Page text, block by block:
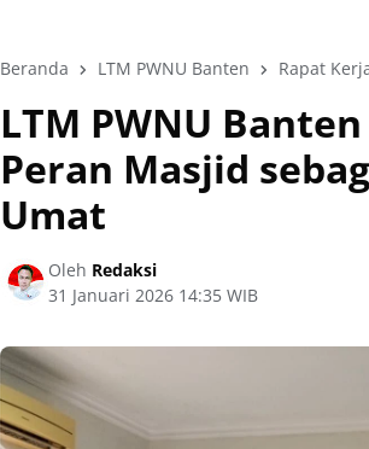
Beranda LTM PWNU Banten Rapat
LTM PWNU
Peran Masjid
Umat
Oleh Redaksi
31 Januari 2026 14:35 WIB